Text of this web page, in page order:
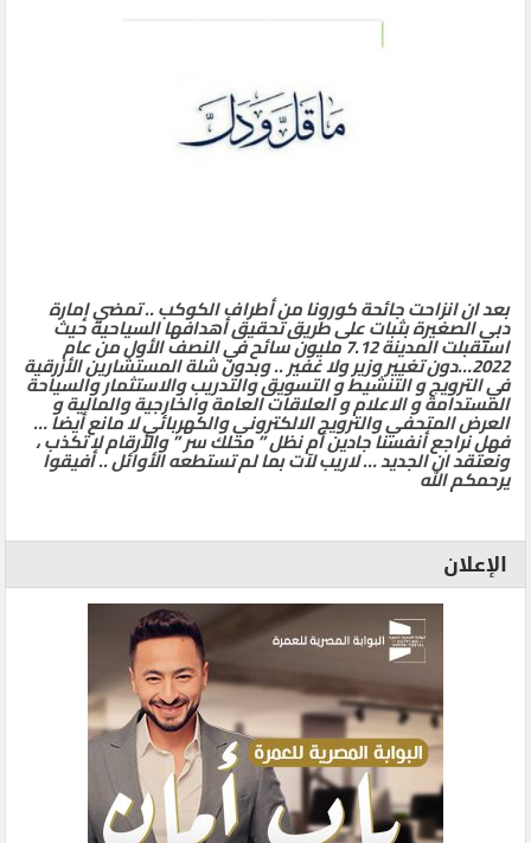
بعد ان انزاحت جائحة كورونا من أطراف الكوكب .. تمضي إمارة
دبي الصغيرة بثبات على طريق تحقيق أهدافها السياحية حيث
استقبلت المدينة 7.12 مليون سائح في النصف الأول من عام
2022…دون تغيير وزير ولا غفير .. وبدون شلة المستشارين الأزرقية
في الترويج و التنشيط و التسويق والتدريب والاستثمار والسياحة
المستدامة و الاعلام و العلاقات العامة والخارجية والمالية و
العرض المتحفي والترويج الالكتروني والكهربائي لا مانع أيضا …
فهل نراجع أنفسنا جادين أم نظل ” محلك سر ” والأرقام لا تكذب ،
ونعتقد ان الجديد … لاريب لآت بما لم تستطعه الأوائل .. أفيقوا
يرحمكم الله
الإعلان